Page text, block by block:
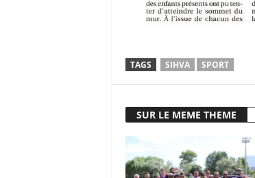
TAGS SIHVA SPORT
SUR LE MEME THEME